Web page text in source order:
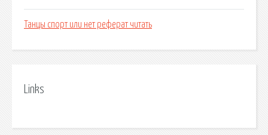
Танцы спорт или нет реферат читать
Links